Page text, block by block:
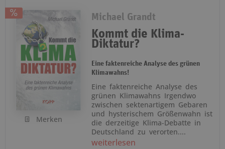
Merken
Michael Grandt
Kommt die Klima-
Diktatur?
Eine faktenreiche Analyse des grünen
Klimawahns!
Eine faktenreiche Analyse des
grünen Klimawahns Irgendwo
zwischen sektenartigem Gebaren
und hysterischem Größenwahn ist
die derzeitige Klima-Debatte in
Deutschland zu verorten....
weiterlesen